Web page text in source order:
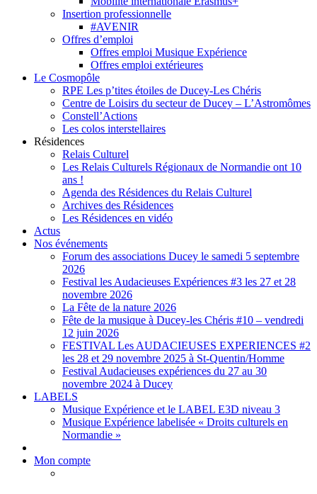
Insertion professionnelle
#AVENIR
Offres d’emploi
Offres emploi Musique Expérience
Offres emploi extérieures
Le Cosmopôle
RPE Les p’tites étoiles de Ducey-Les Chéris
Centre de Loisirs du secteur de Ducey – L’Astromômes
Constell’Actions
Les colos interstellaires
Résidences
Relais Culturel
Les Relais Culturels Régionaux de Normandie ont 10
ans !
Agenda des Résidences du Relais Culturel
Archives des Résidences
Les Résidences en vidéo
Actus
Nos événements
Forum des associations Ducey le samedi 5 septembre
2026
Festival les Audacieuses Expériences #3 les 27 et 28
novembre 2026
La Fête de la nature 2026
Fête de la musique à Ducey-les Chéris #10 – vendredi
12 juin 2026
FESTIVAL Les AUDACIEUSES EXPERIENCES #2
les 28 et 29 novembre 2025 à St-Quentin/Homme
Festival Audacieuses expériences du 27 au 30
novembre 2024 à Ducey
LABELS
Musique Expérience et le LABEL E3D niveau 3
Musique Expérience labelisée « Droits culturels en
Normandie »
Mon compte